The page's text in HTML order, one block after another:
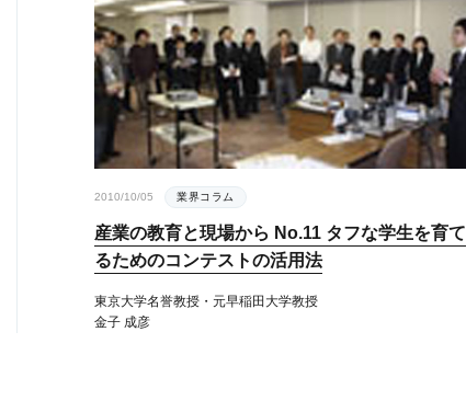
2010/10/05 業界コラム
産業の教育と現場から No.11 タフな学生を育て
るためのコンテストの活用法
東京大学名誉教授・元早稲田大学教授
金子 成彦